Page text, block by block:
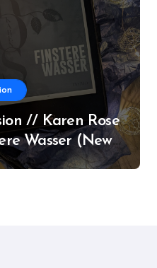
// Karen Rose
Wasser (New
#2)